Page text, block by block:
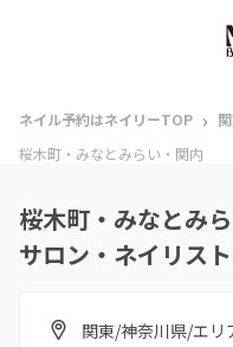
ネイル予約はネイリーTOP ›
桜木町・みなとみらい・関内
桜木町・みなとみ
サロン・ネイリスト